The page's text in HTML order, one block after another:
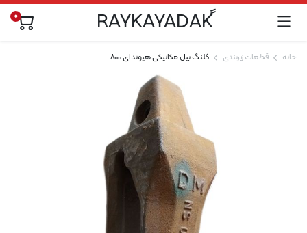
ًRAYKAYADAK 0
خانه قطعات زیربندی کلنگ بیل مکانیکی هیوندای 800